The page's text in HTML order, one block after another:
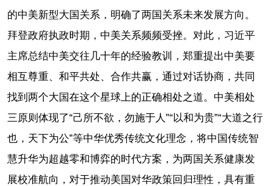
的中美新型大国关系，明确了两国关系未来发展方向。
拜登政府执政时期，中美关系频频受挫。对此，习近平
主席总结中美交往几十年的经验教训，郑重提出中美要
相互尊重、和平共处、合作共赢，通过对话协商，共同
找到两个大国在这个星球上的正确相处之道。中美相处
三原则体现了“己所不欲，勿施于人”“以和为贵”“大道之行
也，天下为公”等中华优秀传统文化理念，将中国传统智
慧升华为超越零和博弈的时代方案，为两国关系健康发
展校准航向，对于推动美国对华政策回归理性，具有重